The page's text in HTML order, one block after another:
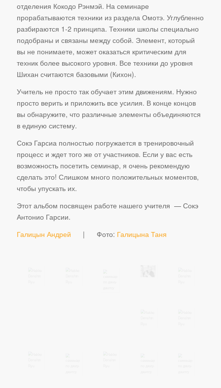
отделения Кокодо Рэнмэй. На семинаре
прорабатываются техники из раздела Омотэ. Углубленно
разбираются 1-2 принципа. Техники школы специально
подобраны и связаны между собой. Элемент, который
вы не понимаете, может оказаться критическим для
техник более высокого уровня. Все техники до уровня
Шихан считаются базовыми (Кихон).
Учитель не просто так обучает этим движениям. Нужно
просто верить и приложить все усилия. В конце концов
вы обнаружите, что различные элементы объединяются
в единую систему.
Сокэ Гарсиа полностью погружается в тренировочный
процесс и ждет того же от участников. Если у вас есть
возможность посетить семинар, я очень рекомендую
сделать это! Слишком много положительных моментов,
чтобы упускать их.
Этот альбом посвящен работе нашего учителя — Сокэ
Антонио Гарсии.
Галицын Андрей | Фото: Галицына Таня